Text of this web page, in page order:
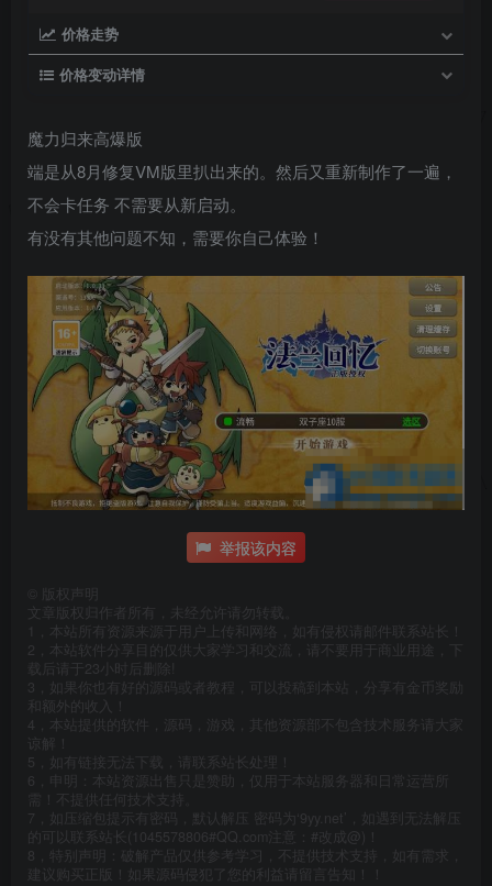
价格走势
价格变动详情
魔力归来高爆版
端是从8月修复VM版里扒出来的。然后又重新制作了一遍，
不会卡任务 不需要从新启动。
有没有其他问题不知，需要你自己体验！
举报该内容
版权声明
文章版权归作者所有，未经允许请勿转载。
1，本站所有资源来源于用户上传和网络，如有侵权请邮件联系站长！
2，本站软件分享目的仅供大家学习和交流，请不要用于商业用途，下
载后请于23小时后删除!
3，如果你也有好的源码或者教程，可以投稿到本站，分享有金币奖励
和额外的收入！
4，本站提供的软件，源码，游戏，其他资源部不包含技术服务请大家
谅解！
5，如有链接无法下载，请联系站长处理！
6，申明：本站资源出售只是赞助，仅用于本站服务器和日常运营所
需！不提供任何技术支持。
7，如压缩包提示有密码，默认解压 密码为‘9yy.net’，如遇到无法解压
的可以联系站长(1045578806#QQ.com注意：#改成@)！
8，特别声明：破解产品仅供参考学习，不提供技术支持，如有需求，
建议购买正版！如果源码侵犯了您的利益请留言告知！！